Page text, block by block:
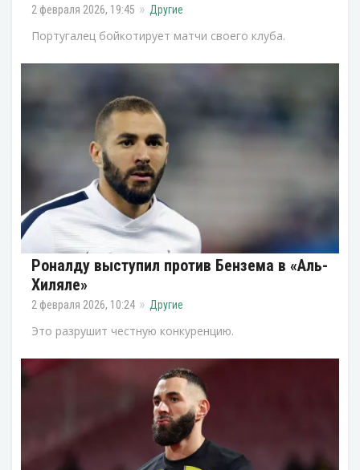
2 февраля 2026, 19:45 Другие
Португалец бойкотирует матчи своего клуба.
Роналду выступил против Бензема в «Аль-
Хиляле»
2 февраля 2026, 10:24 Другие
Это разрушит честную конкуренцию.